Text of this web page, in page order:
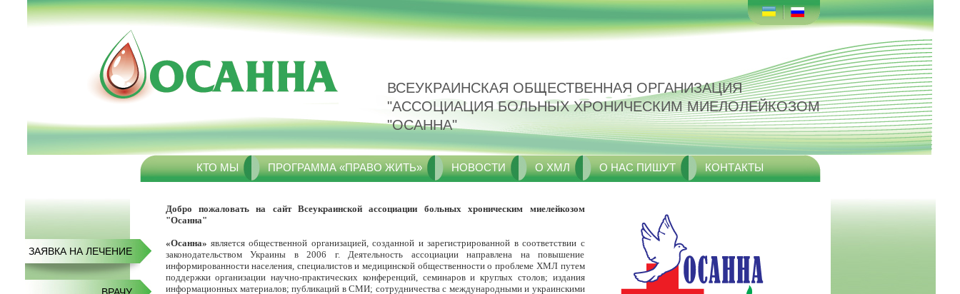
ВСЕУКРАИНСКАЯ ОБЩЕСТВЕННАЯ ОРГАНИЗАЦИЯ
"АССОЦИАЦИЯ БОЛЬНЫХ ХРОНИЧЕСКИМ МИЕЛОЛЕЙКОЗОМ
"ОСАННА"
КТО МЫ ПРОГРАММА «ПРАВО ЖИТЬ» НОВОСТИ О ХМЛ О НАС ПИШУТ КОНТАКТЫ
ЗАЯВКА НА ЛЕЧЕНИЕ
Добро пожаловать на сайт Всеукраинской ассоциации больных хроническим миелейкозом
"Осанна"
«Осанна» является общественной организацией, созданной и зарегистрированной в соответствии с
законодательством Украины в 2006 г. Деятельность ассоциации направлена на повышение
информированности населения, специалистов и медицинской общественности о проблеме ХМЛ путем
поддержки организации научно-практических конференций, семинаров и круглых столов; издания
информационных материалов; публикаций в СМИ; сотрудничества с международными и украинскими